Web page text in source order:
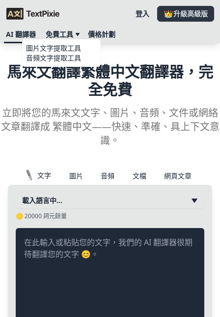
登入 升級高級版
AI 翻譯器
免費工具
圖片文字提取工具
音頻文字提取工具
價格計劃
馬來文翻譯繁體中文翻譯器，完
全免費
立即將您的馬來文文字、圖片、音頻、文件或網絡
文章翻譯成 繁體中文——快速、準確、具上下文意
識。
文字 圖片 音頻 文檔 網頁文章
載入語言中…
🟡 20000詞元餘量